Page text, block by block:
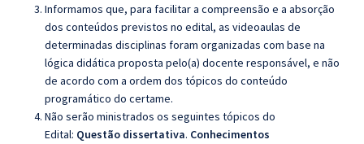
Informamos que, para facilitar a compreensão e a absorção
dos conteúdos previstos no edital, as videoaulas de
determinadas disciplinas foram organizadas com base na
lógica didática proposta pelo(a) docente responsável, e não
de acordo com a ordem dos tópicos do conteúdo
programático do certame.
Não serão ministrados os seguintes tópicos do
Edital: Questão dissertativa. Conhecimentos